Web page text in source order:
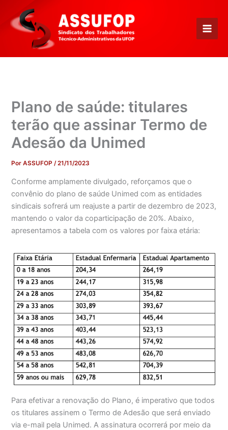
para
conteúdo
Plano de saúde: titulares
terão que assinar Termo de
Adesão da Unimed
PorASSUFOP/21/11/2023
Conforme amplamente divulgado, reforçamos que o
convênio do plano de saúde Unimed com as entidades
sindicais sofrerá um reajuste a partir de dezembro de 2023,
mantendo o valor da coparticipação de 20%. Abaixo,
apresentamos a tabela com os valores por faixa etária:
Para efetivar a renovação do Plano, é imperativo que todos
os titulares assinem o Termo de Adesão que será enviado
via e-mail pela Unimed. A assinatura ocorrerá por meio da